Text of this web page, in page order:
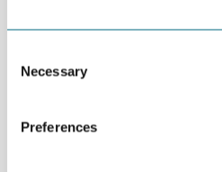
Selection
Necessary
Preferences
Har du en idé eller planlegger/er i
søknad om offentlig støtte? Da
Du vil få veiledning og verktøy
tydelig formulert og godt